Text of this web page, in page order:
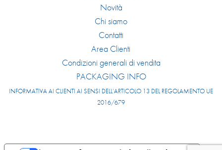
Novità
Chi siamo
Contatti
Area Clienti
Condizioni generali di vendita
PACKAGING INFO
INFORMATIVA AI CLIENTI AI SENSI DELL’ARTICOLO 13 DEL REGOLAMENTO UE
2016/679